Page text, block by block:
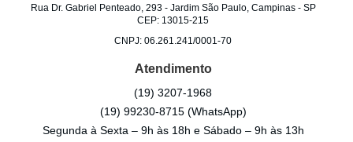
Rua Dr. Gabriel Penteado, 293- Jardim São Paulo, Campinas- SP
CEP: 13015-215
CNPJ: 06.261.241/0001-70
Atendimento
(19) 3207-1968
(19) 99230-8715 (WhatsApp)
Segunda à Sexta – 9h às 18h e Sábado – 9h às 13h